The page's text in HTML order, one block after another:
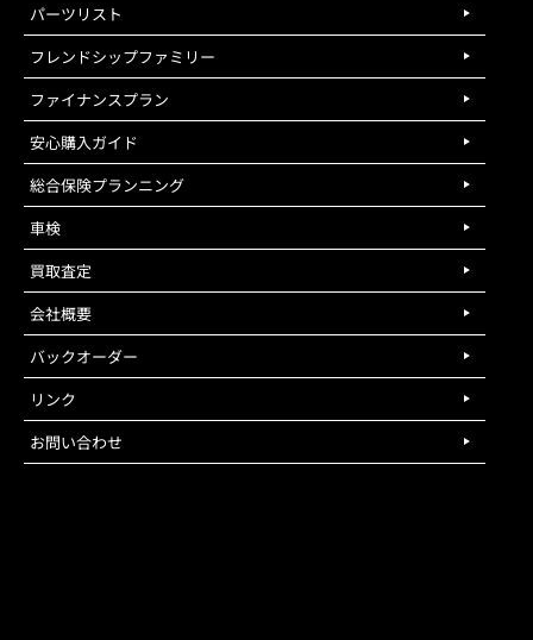
パーツリスト
フレンドシップファミリー
ファイナンスプラン
安心購入ガイド
総合保険プランニング
車検
買取査定
会社概要
バックオーダー
リンク
お問い合わせ